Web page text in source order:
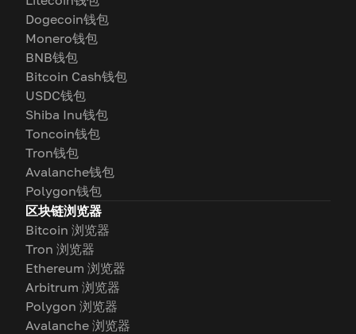
Dogecoin钱包
Monero钱包
BNB钱包
Bitcoin Cash钱包
USDC钱包
Shiba Inu钱包
Toncoin钱包
Tron钱包
Avalanche钱包
Polygon钱包
区块链浏览器
Bitcoin 浏览器
Tron 浏览器
Ethereum 浏览器
Arbitrum 浏览器
Polygon 浏览器
Avalanche 浏览器